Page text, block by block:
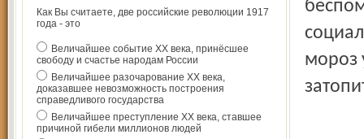
Как Вы считаете, две российские революции 1917
года - это
Величайшее событие ХХ века, принёсшее
свободу и счастье народам России
Величайшее разочарование ХХ века,
доказавшее невозможность построения
справедливого государства
Величайшее преступление ХХ века, ставшее
причиной гибели миллионов людей
мороз